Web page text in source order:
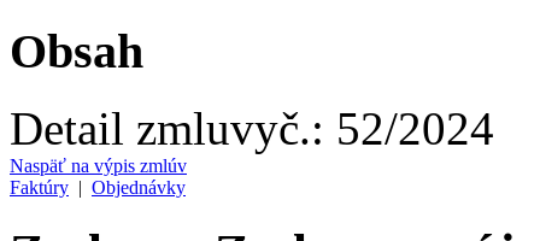
Obsah
Detail zmluvyč.: 52/2024
Naspäť na výpis zmlúv
Faktúry | Objednávky